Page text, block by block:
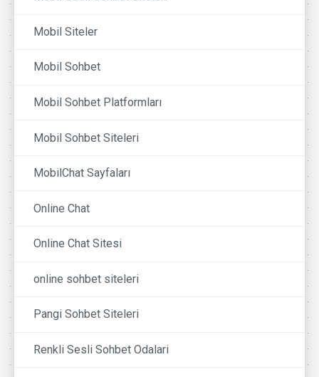
Mobil Siteler
Mobil Sohbet
Mobil Sohbet Platformları
Mobil Sohbet Siteleri
MobilChat Sayfaları
Online Chat
Online Chat Sitesi
online sohbet siteleri
Pangi Sohbet Siteleri
Renkli Sesli Sohbet Odalari